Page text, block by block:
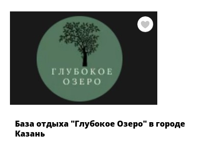
База отдыха "Глубокое Озеро" в городе
Казань